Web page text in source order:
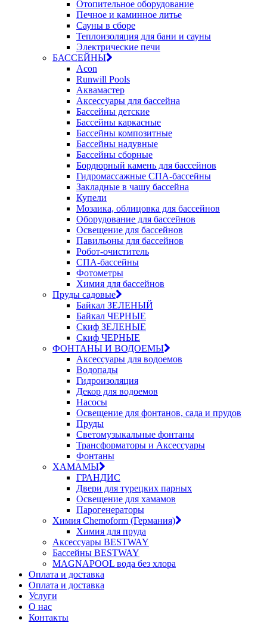
Отопительное оборудование
Печное и каминное литье
Сауны в сборе
Теплоизоляция для бани и сауны
Электрические печи
БАССЕЙНЫ
Acon
Runwill Pools
Аквамастер
Аксессуары для бассейна
Бассейны детские
Бассейны каркасные
Бассейны композитные
Бассейны надувные
Бассейны сборные
Бордюрный камень для бассейнов
Гидромассажные СПА-бассейны
Закладные в чашу бассейна
Купели
Мозаика, облицовка для бассейнов
Оборудование для бассейнов
Освещение для бассейнов
Павильоны для бассейнов
Робот-очиститель
СПА-бассейны
Фотометры
Химия для бассейнов
Пруды садовые
Байкал ЗЕЛЕНЫЙ
Байкал ЧЕРНЫЕ
Скиф ЗЕЛЕНЫЕ
Скиф ЧЕРНЫЕ
ФОНТАНЫ И ВОДОЕМЫ
Аксессуары для водоемов
Водопады
Гидроизоляция
Декор для водоемов
Насосы
Освещение для фонтанов, сада и прудов
Пруды
Светомузыкальные фонтаны
Трансформаторы и Аксессуары
Фонтаны
ХАМАМЫ
ГРАНДИС
Двери для турецких парных
Освещение для хамамов
Парогенераторы
Химия Chemoform (Германия)
Химия для пруда
Аксессуары BESTWAY
Бассейны BESTWAY
MAGNAPOOL вода без хлора
Оплата и доставка
Оплата и доставка
Услуги
О нас
Контакты